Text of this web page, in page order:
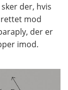
der, hvis
mod
der er
imod.